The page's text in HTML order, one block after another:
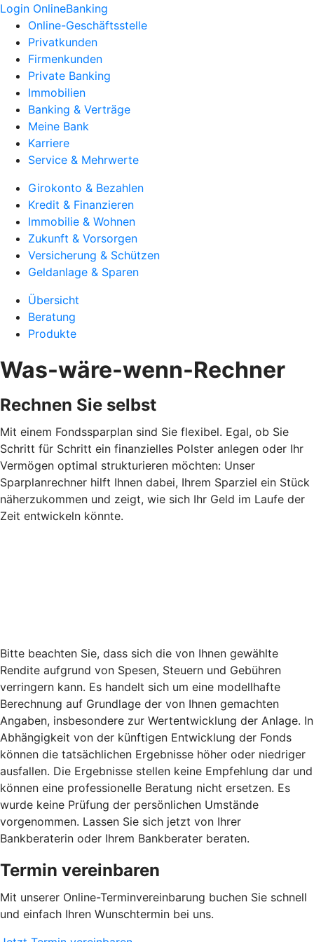
Login OnlineBanking
Online-Geschäftsstelle
Privatkunden
Firmenkunden
Private Banking
Immobilien
Banking & Verträge
Meine Bank
Karriere
Service & Mehrwerte
Girokonto & Bezahlen
Kredit & Finanzieren
Immobilie & Wohnen
Zukunft & Vorsorgen
Versicherung & Schützen
Geldanlage & Sparen
Übersicht
Beratung
Produkte
Was-wäre-wenn-Rechner
Rechnen Sie selbst
Mit einem Fondssparplan sind Sie flexibel. Egal, ob Sie
Schritt für Schritt ein finanzielles Polster anlegen oder Ihr
Vermögen optimal strukturieren möchten: Unser
Sparplanrechner hilft Ihnen dabei, Ihrem Sparziel ein Stück
näherzukommen und zeigt, wie sich Ihr Geld im Laufe der
Zeit entwickeln könnte.
Bitte beachten Sie, dass sich die von Ihnen gewählte
Rendite aufgrund von Spesen, Steuern und Gebühren
verringern kann. Es handelt sich um eine modellhafte
Berechnung auf Grundlage der von Ihnen gemachten
Angaben, insbesondere zur Wertentwicklung der Anlage. In
Abhängigkeit von der künftigen Entwicklung der Fonds
können die tatsächlichen Ergebnisse höher oder niedriger
ausfallen. Die Ergebnisse stellen keine Empfehlung dar und
können eine professionelle Beratung nicht ersetzen. Es
wurde keine Prüfung der persönlichen Umstände
vorgenommen. Lassen Sie sich jetzt von Ihrer
Bankberaterin oder Ihrem Bankberater beraten.
Termin vereinbaren
Mit unserer Online-Terminvereinbarung buchen Sie schnell
und einfach Ihren Wunschtermin bei uns.